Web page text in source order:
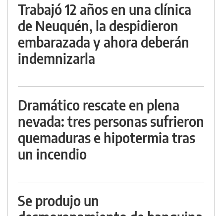
Trabajó 12 años en una clínica
de Neuquén, la despidieron
embarazada y ahora deberán
indemnizarla
Dramático rescate en plena
nevada: tres personas sufrieron
quemaduras e hipotermia tras
un incendio
Se produjo un